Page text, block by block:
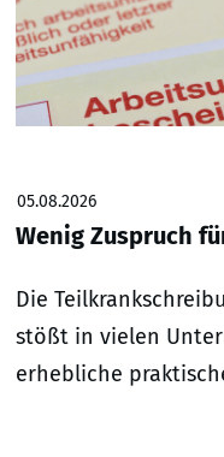
05.08.2026
Wenig Zuspruch
Die
stößt in vielen
erhebliche